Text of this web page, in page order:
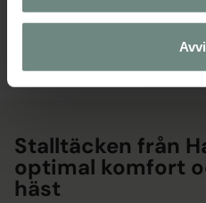
949 kr
Stalltäcken från
optimal komfort
häst